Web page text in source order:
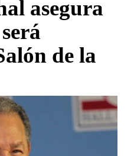
asegura
de la